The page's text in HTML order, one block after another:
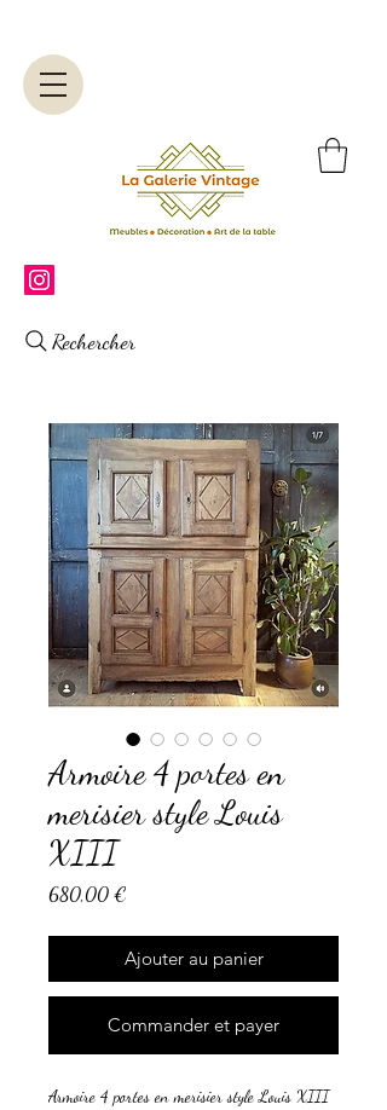
Rechercher
Armoire 4 portes en
merisier style Louis
XIII
680,00 €
Ajouter au panier
Commander et payer
Armoire 4 portes en merisier style Louis XIII